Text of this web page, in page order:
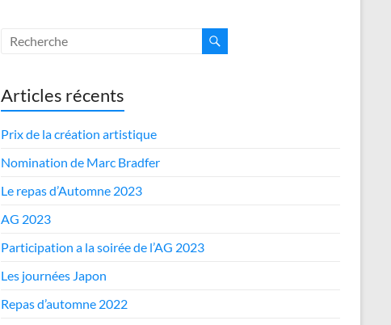
Articles récents
Prix de la création artistique
Nomination de Marc Bradfer
Le repas d’Automne 2023
AG 2023
Participation a la soirée de l’AG 2023
Les journées Japon
Repas d’automne 2022